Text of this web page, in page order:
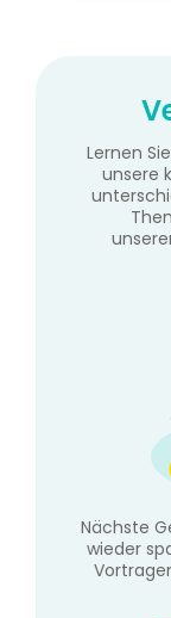
Lernen
unsere
Nächste
wieder